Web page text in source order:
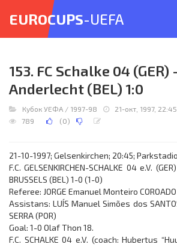
EUROCUPS-UEFA
153. FC Schalke 04 (GER)
Anderlecht (BEL) 1:0
Кубок УЕФА / 1997-98 21-окт, 1997, 22:45
789
(0)
21-10-1997; Gelsenkirchen; 20:45;
F.C. GELSENKIRCHEN-SCHALKE 04 e.V.
BRUSSELS (BEL) 1-0 (1-0)
Referee: JORGE Emanuel Monteiro COROADO
Assistans: LUÍS Manuel Simões dos
SERRA (POR)
Goal: 1-0 Olaf Thon 18.
F.C. SCHALKE 04 e.V. (coach: Hubertus